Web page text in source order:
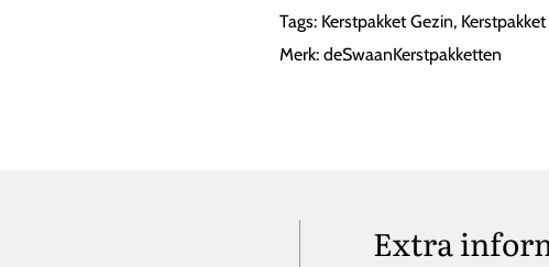
Tags: Kerstpakket Gezin,
Merk: deSwaanKerstpakketten
Extra